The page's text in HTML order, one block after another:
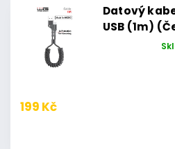
Datový
USB (1m)
199 Kč